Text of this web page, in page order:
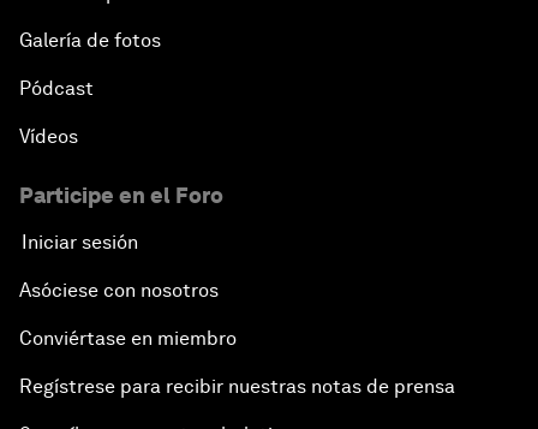
Galería de fotos
Pódcast
Vídeos
Participe en el Foro
Iniciar sesión
Asóciese con nosotros
Conviértase en miembro
Regístrese para recibir nuestras notas de prensa